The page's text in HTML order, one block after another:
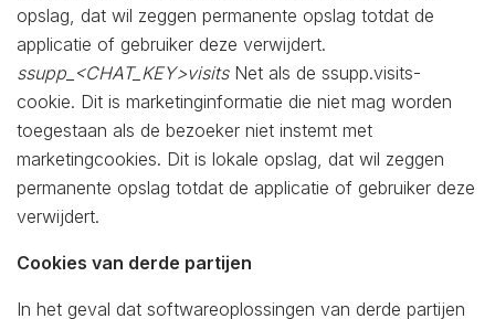
opslag, dat wil zeggen permanente opslag totdat de
applicatie of gebruiker deze verwijdert.
ssupp_<CHAT_KEY>visitsNet als de ssupp.visits-
cookie. Dit is marketinginformatie die niet mag worden
toegestaan ​​als de bezoeker niet instemt met
marketingcookies. Dit is lokale opslag, dat wil zeggen
permanente opslag totdat de applicatie of gebruiker deze
verwijdert.
Cookies van derde partijen
In het geval dat softwareoplossingen van derde partijen